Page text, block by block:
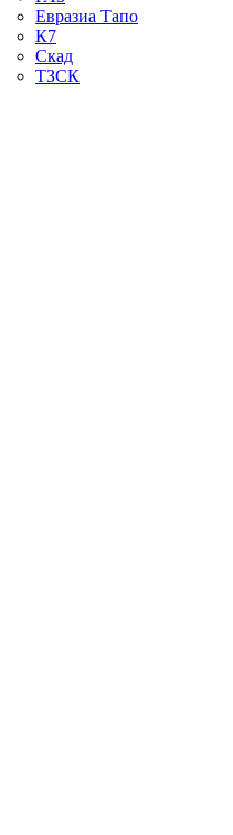
Евразиа Тапо
К7
Скад
ТЗСК